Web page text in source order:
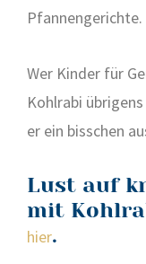
Pfan­nen­ge­rich­te.
Wer Kin­der für
Kohl­ra­bi
er ein biss­chen
Lust auf
mit
hier.